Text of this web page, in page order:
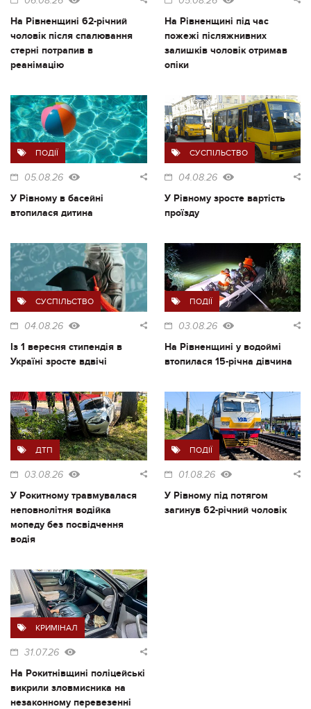
На Рівненщині 62-річний
чоловік після спалювання
стерні потрапив в
реанімацію
На Рівненщині під час
пожежі післяжнивних
залишків чоловік отримав
опіки
ПОДІЇ
05.08.26
У Рівному в басейні
втопилася дитина
СУСПІЛЬСТВО
04.08.26
У Рівному зросте вартість
проїзду
СУСПІЛЬСТВО
04.08.26
Із 1 вересня стипендія в
Україні зросте вдвічі
ПОДІЇ
03.08.26
На Рівненщині у водоймі
втопилася 15-річна дівчина
ДТП
03.08.26
У Рокитному травмувалася
неповнолітня водійка
мопеду без посвідчення
водія
ПОДІЇ
01.08.26
У Рівному під потягом
загинув 62-річний чоловік
КРИМІНАЛ
31.07.26
На Рокитнівщині поліцейські
викрили зловмисника на
незаконному перевезенні